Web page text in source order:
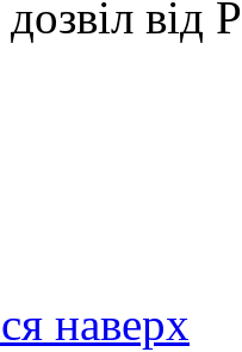
від
наверх